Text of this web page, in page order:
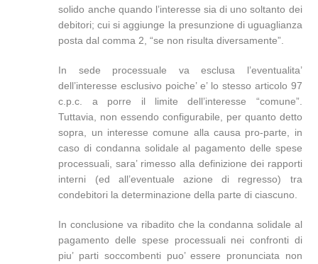
solido anche quando l’interesse sia di uno soltanto dei
debitori; cui si aggiunge la presunzione di uguaglianza
posta dal comma 2, “se non risulta diversamente”.
In sede processuale va esclusa l’eventualita’
dell’interesse esclusivo poiche’ e’ lo stesso articolo 97
c.p.c. a porre il limite dell’interesse “comune”.
Tuttavia, non essendo configurabile, per quanto detto
sopra, un interesse comune alla causa pro-parte, in
caso di condanna solidale al pagamento delle spese
processuali, sara’ rimesso alla definizione dei rapporti
interni (ed all’eventuale azione di regresso) tra
condebitori la determinazione della parte di ciascuno.
In conclusione va ribadito che la condanna solidale al
pagamento delle spese processuali nei confronti di
piu’ parti soccombenti puo’ essere pronunciata non